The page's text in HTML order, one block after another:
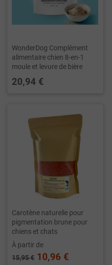
WonderDog Complément
alimentaire chien 8-en-1
moule et levure de bière
20,94 €
Carotène naturelle pour
pigmentation brune pour
chiens et chats
À partir de
15,95 € 10,96 €